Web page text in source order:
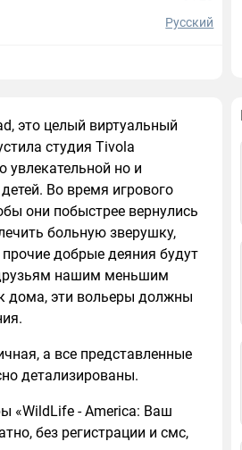
Русский
это целый виртуальный
студия Tivola
но и
Во время игрового
они побыстрее вернулись
больную зверушку,
добрые деяния будут
друзьям нашим меньшим
дома, эти вольеры должны
а все представленные
детализированы.
«WildLife - America: Ваш
без регистрации и смс,